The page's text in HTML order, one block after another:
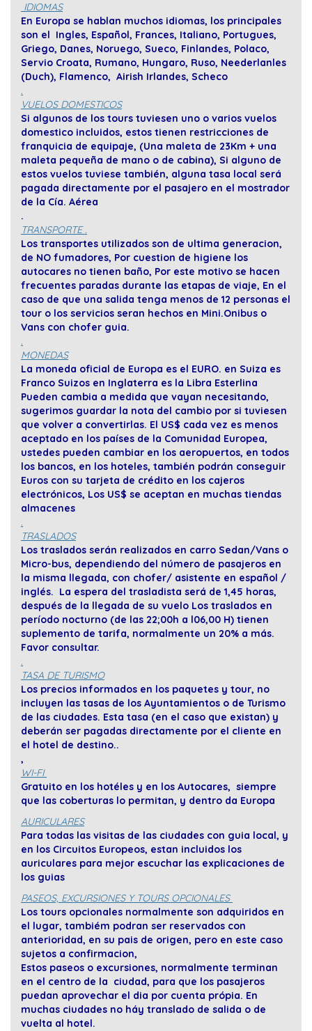
IDIOMAS
En Europa se hablan muchos idiomas, los principales
son el Ingles, Español, Frances, Italiano, Portugues,
Griego, Danes, Noruego, Sueco, Finlandes, Polaco,
Servio Croata, Rumano, Hungaro, Ruso, Neederlanles
(Duch), Flamenco, Airish Irlandes, Scheco
.
VUELOS DOMESTICOS
Si algunos de los tours tuviesen uno o varios vuelos
domestico incluidos, estos tienen restricciones de
franquicia de equipaje, (Una maleta de 23Km + una
maleta pequeña de mano o de cabina), Si alguno de
estos vuelos tuviese también, alguna tasa local será
pagada directamente por el pasajero en el mostrador
de la Cía. Aérea
.
TRANSPORTE .
Los transportes utilizados son de ultima generacion,
de NO fumadores, Por cuestion de higiene los
autocares no tienen baño, Por este motivo se hacen
frecuentes paradas durante las etapas de viaje, En el
caso de que una salida tenga menos de 12 personas el
tour o los servicios seran hechos en Mini.Onibus o
Vans con chofer guia.
.
MONEDAS
La moneda oficial de Europa es el EURO. en Suiza es
Franco Suizos en Inglaterra es la Libra Esterlina
Pueden cambia a medida que vayan necesitando,
sugerimos guardar la nota del cambio por si tuviesen
que volver a convertirlas. El US$ cada vez es menos
aceptado en los países de la Comunidad Europea,
ustedes pueden cambiar en los aeropuertos, en todos
los bancos, en los hoteles, también podrán conseguir
Euros con su tarjeta de crédito en los cajeros
electrónicos, Los US$ se aceptan en muchas tiendas
almacenes
.
TRASLADOS
Los traslados serán realizados en carro Sedan/Vans o
Micro-bus, dependiendo del número de pasajeros en
la misma llegada, con chofer/ asistente en español /
inglés. La espera del trasladista será de 1,45 horas,
después de la llegada de su vuelo Los traslados en
período nocturno (de las 22;00h a l06,00 H) tienen
suplemento de tarifa, normalmente un 20% a más.
Favor consultar.
.
TASA DE TURISMO
Los precios informados en los paquetes y tour, no
incluyen las tasas de los Ayuntamientos o de Turismo
de las ciudades. Esta tasa (en el caso que existan) y
deberán ser pagadas directamente por el cliente en
el hotel de destino..
,
WI-FI
Gratuito en los hotéles y en los Autocares, siempre
que las coberturas lo permitan, y dentro da Europa
AURICULARES
Para todas las visitas de las ciudades con guia local, y
en los Circuitos Europeos, estan incluidos los
auriculares para mejor escuchar las explicaciones de
los guias
PASEOS, EXCURSIONES Y TOURS OPCIONALES
Los tours opcionales normalmente son adquiridos en
el lugar, tambiém podran ser reservados con
anterioridad, en su pais de origen, pero en este caso
sujetos a confirmacion,
Estos paseos o excursiones, normalmente terminan
en el centro de la ciudad, para que los pasajeros
puedan aprovechar el dia por cuenta própia. En
muchas ciudades no háy translado de salida o de
vuelta al hotel.